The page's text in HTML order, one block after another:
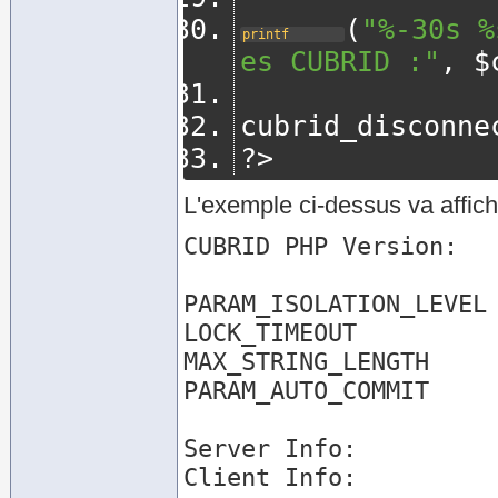
printf ( "%-30s
es CUBRID :" ,
?>
L'exemple ci-dessus va
CUBRID PHP
LOCK_TIMEOUT
Server Info:
Client Info: